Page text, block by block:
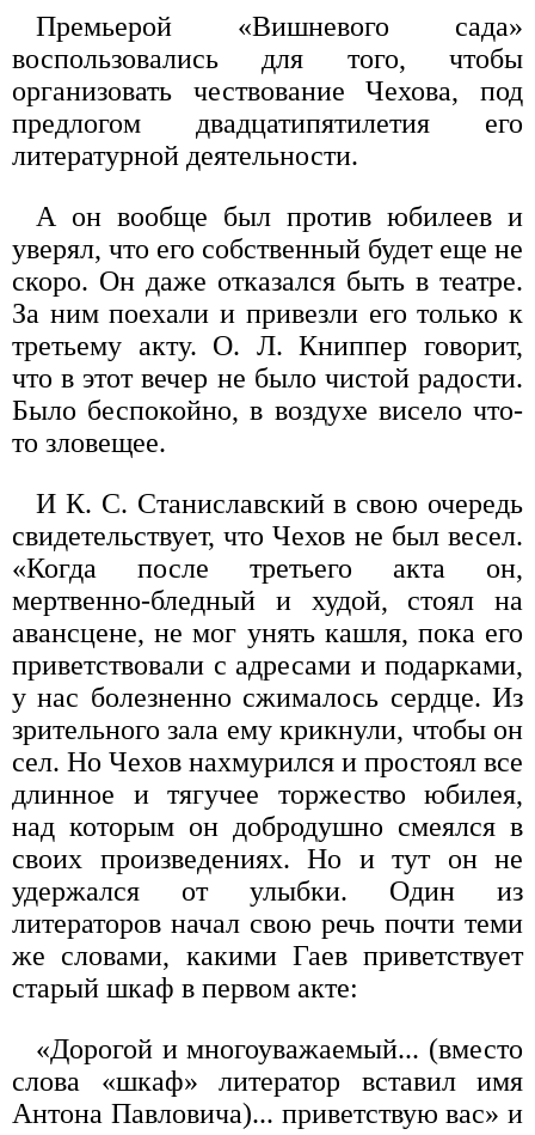
Премьерой «Вишневого сада»
воспользовались для того, чтобы
организовать чествование Чехова, под
предлогом двадцатипятилетия его
литературной деятельности.
А он вообще был против юбилеев и
уверял, что его собственный будет еще не
скоро. Он даже отказался быть в театре.
За ним поехали и привезли его только к
третьему акту. О. Л. Книппер говорит,
что в этот вечер не было чистой радости.
Было беспокойно, в воздухе висело что-
то зловещее.
И К. С. Станиславский в свою очередь
свидетельствует, что Чехов не был весел.
«Когда после третьего акта он,
мертвенно-бледный и худой, стоял на
авансцене, не мог унять кашля, пока его
приветствовали с адресами и подарками,
у нас болезненно сжималось сердце. Из
зрительного зала ему крикнули, чтобы он
сел. Но Чехов нахмурился и простоял все
длинное и тягучее торжество юбилея,
над которым он добродушно смеялся в
своих произведениях. Но и тут он не
удержался от улыбки. Один из
литераторов начал свою речь почти теми
же словами, какими Гаев приветствует
старый шкаф в первом акте:
«Дорогой и многоуважаемый... (вместо
слова «шкаф» литератор вставил имя
Антона Павловича)... приветствую вас» и